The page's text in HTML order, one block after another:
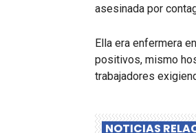
asesinada por
Ella era enfermera
positivos, mismo
trabajadores
NOTICIAS